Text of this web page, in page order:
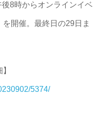
8時からオンラインイベ
開催。最終日の29日ま
5374/